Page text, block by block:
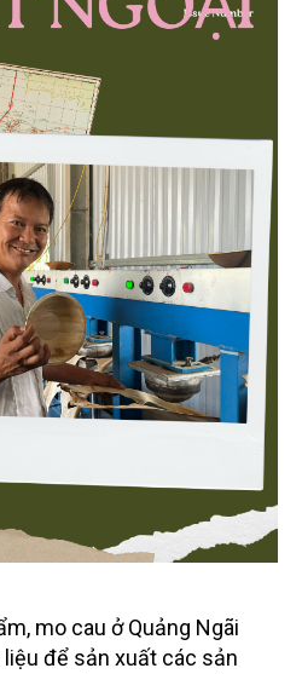
mo cau ở Quảng Ngãi
để sản xuất các sản